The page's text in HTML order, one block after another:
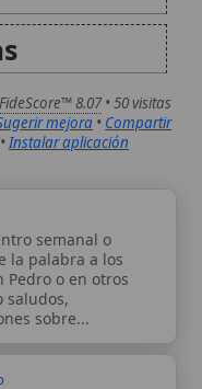
semanal o
a los
o en otros
custodia la
Comité
y contrastadas